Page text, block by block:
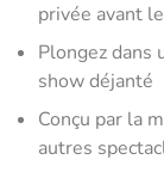
privée avant
Plongez dans
show déjanté
Conçu par la
autres